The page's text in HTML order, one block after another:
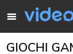
GIOCHI